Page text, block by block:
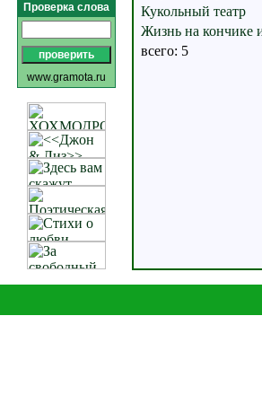
Проверка слова
www.gramota.ru
Кукольный театр
Жизнь на кончике
всего: 5